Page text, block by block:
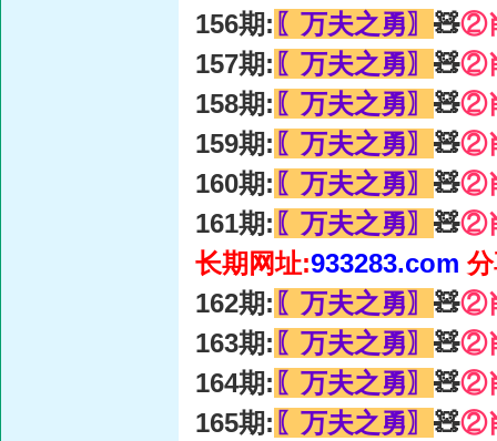
156期: 〖万夫之勇〗 🧸②
157期: 〖万夫之勇〗 🧸②
158期: 〖万夫之勇〗 🧸②
159期: 〖万夫之勇〗 🧸②
160期: 〖万夫之勇〗 🧸②
161期: 〖万夫之勇〗 🧸②
长期网址:933283.com
162期: 〖万夫之勇〗 🧸②
163期: 〖万夫之勇〗 🧸②
164期: 〖万夫之勇〗 🧸②
165期: 〖万夫之勇〗 🧸②